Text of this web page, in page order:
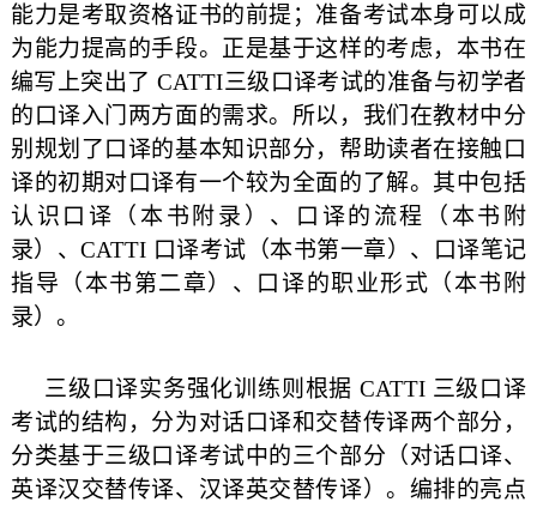
能力是考取资格证书的前提；准备考试本身可以成
为能力提高的手段。正是基于这样的考虑，本书在
编写上突出了 CATTI三级口译考试的准备与初学者
的口译入门两方面的需求。所以，我们在教材中分
别规划了口译的基本知识部分，帮助读者在接触口
译的初期对口译有一个较为全面的了解。其中包括
认识口译（本书附录）、口译的流程（本书附
录）、CATTI 口译考试（本书第一章）、口译笔记
指导（本书第二章）、口译的职业形式（本书附
录）。
三级口译实务强化训练则根据 CATTI 三级口译
考试的结构，分为对话口译和交替传译两个部分，
分类基于三级口译考试中的三个部分（对话口译、
英译汉交替传译、汉译英交替传译）。编排的亮点